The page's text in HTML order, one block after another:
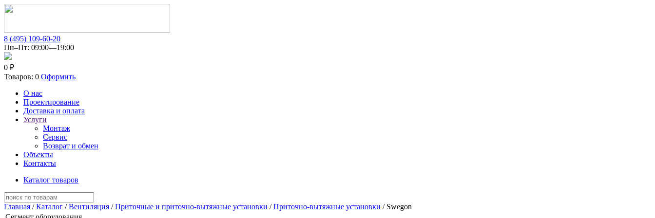
8 (495) 109-60-20
Пн–Пт: 09:00—19:00
0 ₽
Товаров: 0 Оформить
О нас
Проектирование
Доставка и оплата
Услуги
Монтаж
Сервис
Возврат и обмен
Объекты
Контакты
Каталог товаров
Главная /Каталог /Вентиляция /Приточные и приточно-вытяжные установки /Приточно-вытяжные установки / Swegon